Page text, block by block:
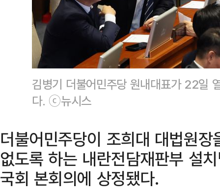
김병기 더불어민주당 원내대표가 22일
다. ⓒ뉴시스
더불어민주당이 조희대 대법원
없도록 하는 내란전담재판부 설
국회 본회의에 상정됐다.